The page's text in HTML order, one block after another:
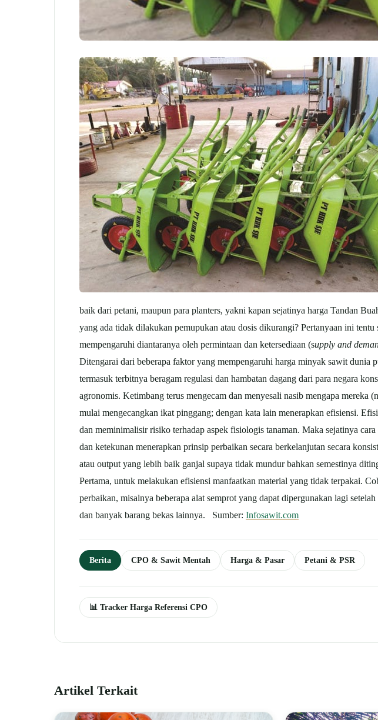
baik dari petani, maupun para planters, yakni kapan sejatinya harga Tandan
yang ada tidak dilakukan pemupukan atau dosis dikurangi? Pertanyaan ini
mempengaruhi diantaranya oleh permintaan dan ketersediaan (supply and
Ditengarai dari beberapa faktor yang mempengaruhi harga minyak sawit dunia
termasuk terbitnya beragam regulasi dan hambatan dagang dari para negara
agronomis. Ketimbang terus mengecam dan menyesali nasib mengapa
mulai mengecangkan ikat pinggang; dengan kata lain menerapkan efisiensi.
dan meminimalisir risiko terhadap aspek fisiologis tanaman. Maka sejatinya
dan ketekunan menerapkan prinsip perbaikan secara berkelanjutan secara
atau output yang lebih baik ganjal supaya tidak mundur bahkan semestinya
Pertama, untuk melakukan efisiensi manfaatkan material yang tidak terpakai.
perbaikan, misalnya beberapa alat semprot yang dapat dipergunakan lagi
dan banyak barang bekas lainnya. Sumber: Infosawit.com
Berita CPO & Sawit Mentah Harga & Pasar Petani & PSR
📊 Tracker Harga Referensi CPO
Artikel Terkait